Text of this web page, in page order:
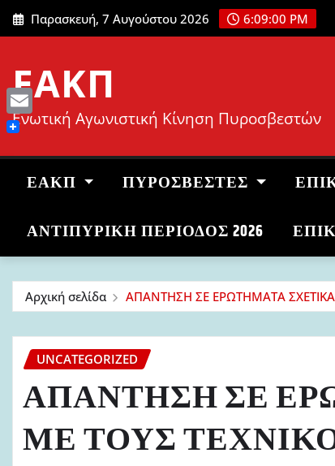
Μετάβαση
στο
Παρασκευή, 7 Αυγούστου 2026 6:09:01 PM
ΕΑΚΠ
Ενωτική Αγωνιστική Κίνηση Πυροσβεστών
ΕΑΚΠ ΠΥΡΟΣΒΈΣΤΕΣ
ΑΝΤΙΠΥΡΙΚΉ ΠΕΡΊΟΔΟΣ 2026
Αρχική σελίδα ΑΠΑΝΤΗΣΗ ΣΕ ΕΡΩΤΗΜΑΤΑ
UNCATEGORIZED
ΑΠΑΝΤΗΣΗ ΣΕ
ΜΕ ΤΟΥΣ
Email